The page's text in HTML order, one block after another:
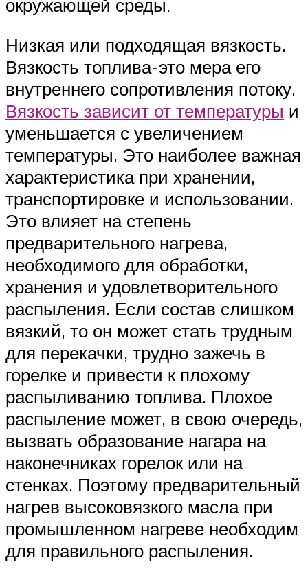
окружающей среды.
Низкая или подходящая вязкость.
Вязкость топлива-это мера его
внутреннего сопротивления потоку.
Вязкость зависит от температуры и
уменьшается с увеличением
температуры. Это наиболее важная
характеристика при хранении,
транспортировке и использовании.
Это влияет на степень
предварительного нагрева,
необходимого для обработки,
хранения и удовлетворительного
распыления. Если состав слишком
вязкий, то он может стать трудным
для перекачки, трудно зажечь в
горелке и привести к плохому
распыливанию топлива. Плохое
распыление может, в свою очередь,
вызвать образование нагара на
наконечниках горелок или на
стенках. Поэтому предварительный
нагрев высоковязкого масла при
промышленном нагреве необходим
для правильного распыления.